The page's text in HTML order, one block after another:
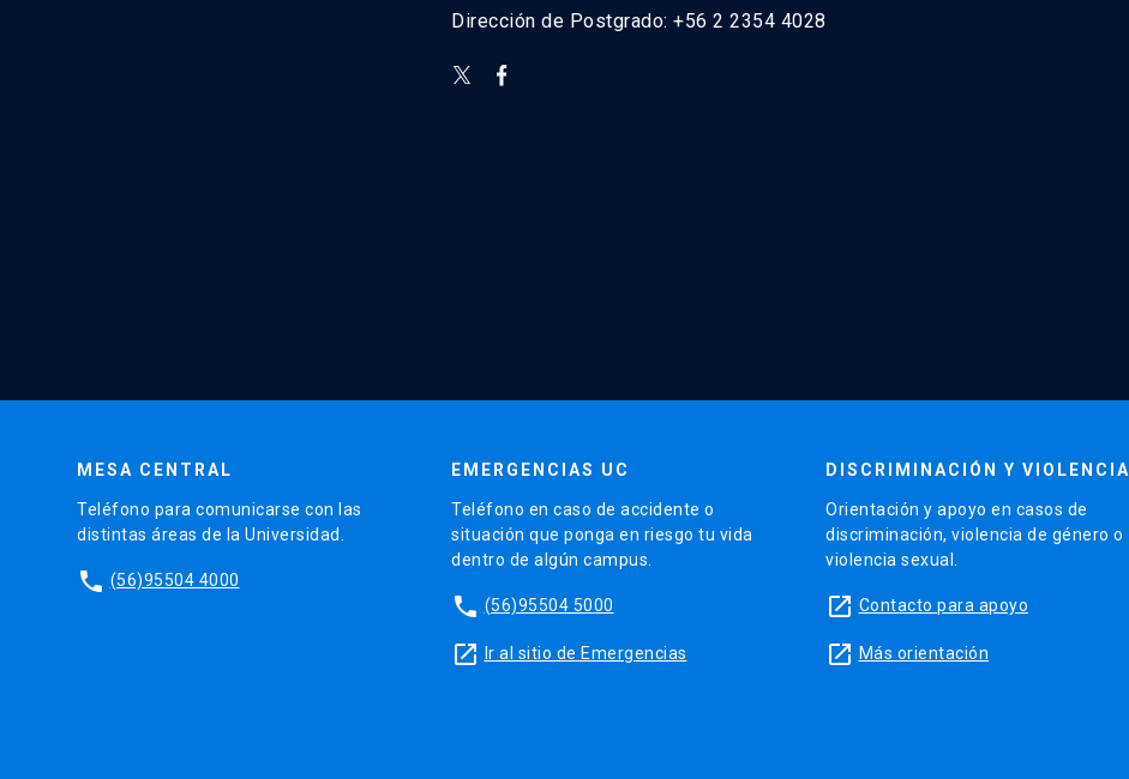
Dirección de Postgrado: +56 2 2354 4028
MESA CENTRAL
Teléfono para comunicarse con las
distintas áreas de la Universidad.
phone (56)95504 4000
EMERGENCIAS UC
Teléfono en caso de accidente o
situación que ponga en riesgo tu vida
dentro de algún campus.
phone (56)95504 5000
launch Ir al sitio de Emergencias
DISCRIMINACIÓN Y VIOLENCIA
Orientación y apoyo en casos de
discriminación, violencia de género o
violencia sexual.
launch Contacto para apoyo
launch Más orientación